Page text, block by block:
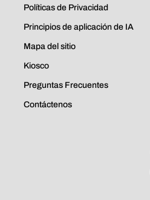
Políticas de Privacidad
Principios de aplicación de IA
Mapa del sitio
Kiosco
Preguntas Frecuentes
Contáctenos